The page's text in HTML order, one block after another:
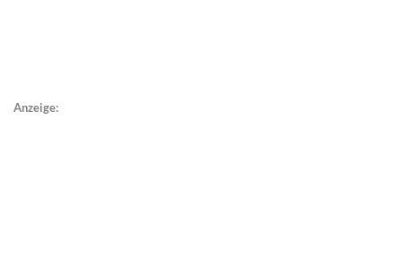
Anzeige: